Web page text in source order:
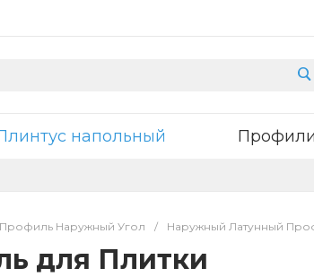
напольный
Профиль Наружный Угол / Наружный Латунный
для Плитки